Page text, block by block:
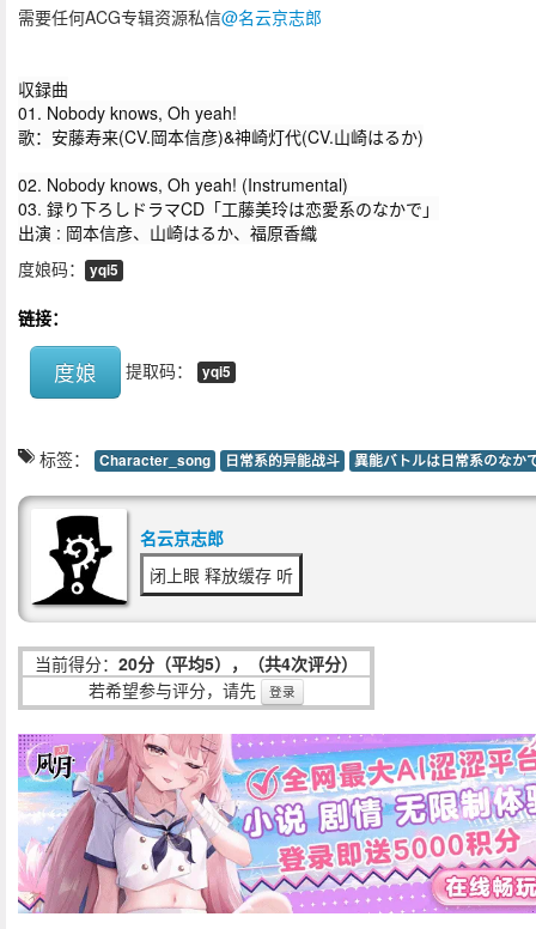
需要任何ACG专辑资源私信@名云京志郎
収録曲
01. Nobody knows, Oh yeah!
歌：安藤寿来(CV.岡本信彦)&神崎灯代(CV.山崎はるか)
02. Nobody knows, Oh yeah! (Instrumental)
03. 録り下ろしドラマCD「工藤美玲は恋愛系のなかで」
出演 : 岡本信彦、山崎はるか、福原香織
度娘码：
yqi5
链接：
度娘 提取码： yqi5
标签： Character_song 日常系的异能战斗 異能バトルは日常系のなか
名云京志郎
闭上眼 释放缓存 听
当前得分： 20分（平均5），（共4次评分）
若希望参与评分，请先
登录